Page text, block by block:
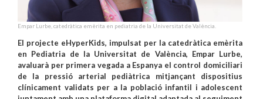
Empar Lurbe, catedràtica emèrita en pediatria de la Universitat de València.
El projecte eHyperKids, impulsat per la catedràtica emèrita
en Pediatria de la Universitat de València, Empar Lurbe,
avaluarà per primera vegada a Espanya el control domiciliari
de la pressió arterial pediàtrica mitjançant dispositius
clínicament validats per a la població infantil i adolescent